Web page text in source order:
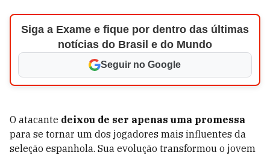
Siga a Exame e fique por dentro das últimas
notícias do Brasil e do Mundo
Seguir no Google
O atacante deixou de ser apenas uma promessa
para se tornar um dos jogadores mais influentes da
seleção espanhola. Sua evolução transformou o jovem